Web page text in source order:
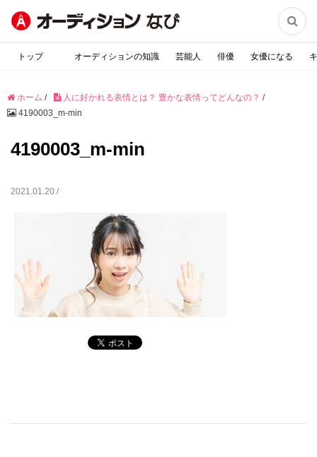

トップ オーディションの知識 芸能人 俳優 女優になる
ホーム / 人に好かれる表情とは？ 豊かな表情ってどんなの？ /
4190003_m-min
4190003_m-min
2021.01.20 /